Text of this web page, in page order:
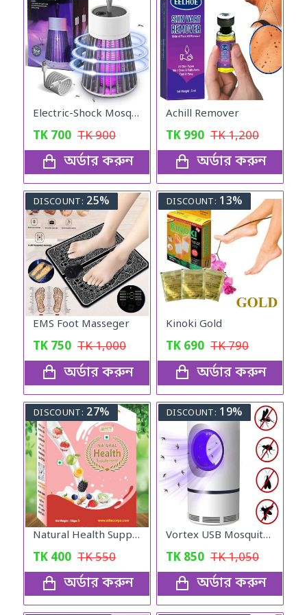
Electric-Shock Mosquito Killer Lamp
TK 700 TK900
অর্ডার করুন
Achill Remover
TK 990 TK1,200
অর্ডার করুন
DISCOUNT: 25%
EMS Foot Masseger
TK 750 TK1,000
অর্ডার করুন
DISCOUNT: 13%
Kinoki Gold
TK 690 TK790
অর্ডার করুন
DISCOUNT: 27%
Natural Health Supplement 120gm
TK 400 TK550
অর্ডার করুন
DISCOUNT: 19%
Vortex USB Mosquito Lamp Physical Silent Mosquito Killer - White
TK 850 TK1,050
অর্ডার করুন